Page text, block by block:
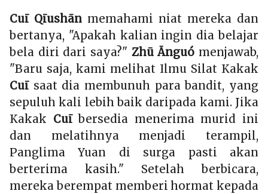
Cuī Qīushān memahami niat mereka dan
bertanya, "Apakah kalian ingin dia belajar
bela diri dari saya?" Zhū Ānguó menjawab,
"Baru saja, kami melihat Ilmu Silat Kakak
Cuīsaat dia membunuh para bandit, yang
sepuluh kali lebih baik daripada kami. Jika
Kakak Cuībersedia menerima murid ini
dan melatihnya menjadi terampil,
Panglima Yuan di surga pasti akan
berterima kasih." Setelah berbicara,
mereka berempat memberi hormat kepada